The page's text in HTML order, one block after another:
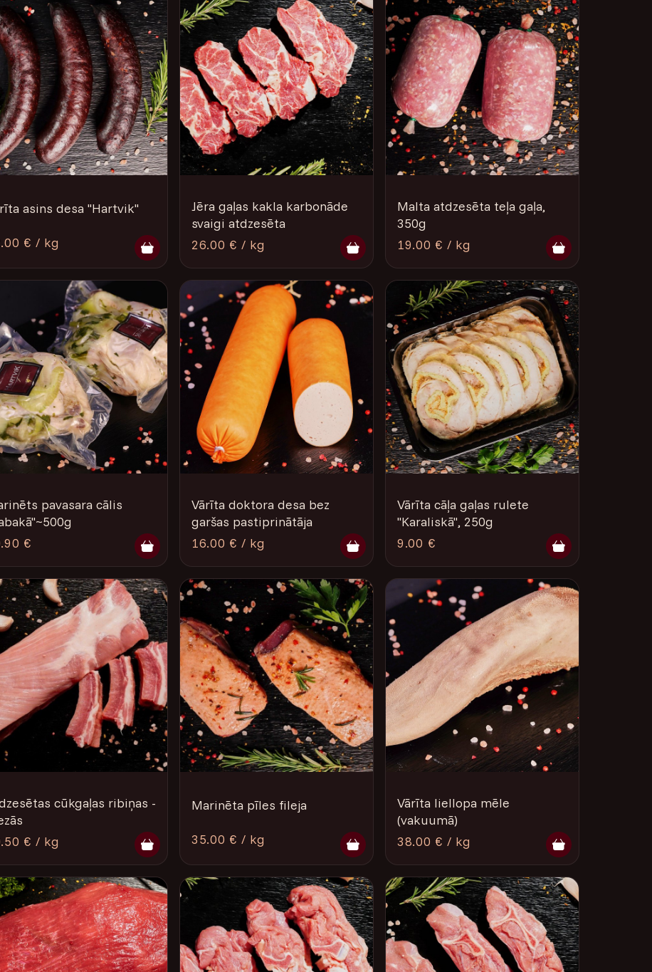
asins desa "Hartvik"
€ / kg
Jēra gaļas kakla karbonāde
svaigi atdzesēta
26.00 € / kg
Malta atdzesēta teļa gaļa,
350g
19.00 € / kg
pavasara cālis
€
Vārīta doktora desa bez
garšas pastiprinātāja
16.00 € / kg
Vārīta cāļa gaļas rulete
"Karaliskā", 250g
9.00 €
cūkgaļas ribiņas -
€ / kg
Marinēta pīles fileja
35.00 € / kg
Vārīta liellopa mēle
(vakuumā)
38.00 € / kg